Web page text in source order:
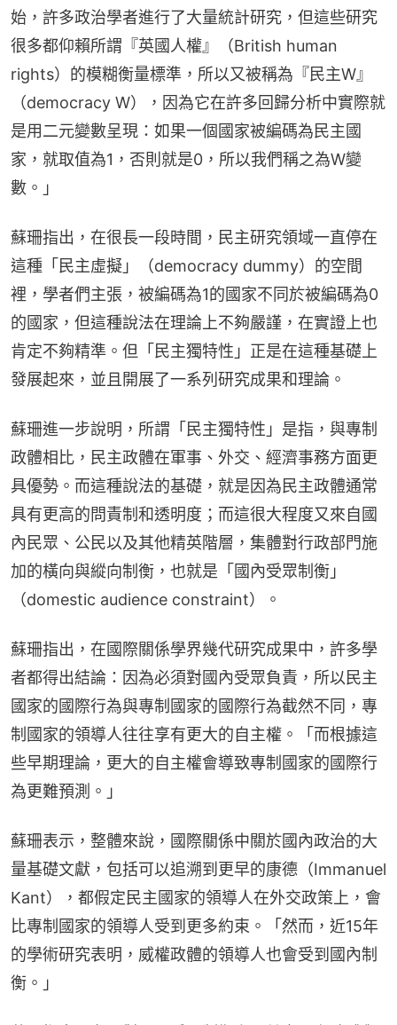
始，許多政治學者進行了大量統計研究，但這些研究
很多都仰賴所謂『英國人權』（British human
rights）的模糊衡量標準，所以又被稱為『民主W』
（democracy W），因為它在許多回歸分析中實際就
是用二元變數呈現：如果一個國家被編碼為民主國
家，就取值為1，否則就是0，所以我們稱之為W變
數。」
蘇珊指出，在很長一段時間，民主研究領域一直停在
這種「民主虛擬」（democracy dummy）的空間
裡，學者們主張，被編碼為1的國家不同於被編碼為0
的國家，但這種說法在理論上不夠嚴謹，在實證上也
肯定不夠精準。但「民主獨特性」正是在這種基礎上
發展起來，並且開展了一系列研究成果和理論。
蘇珊進一步說明，所謂「民主獨特性」是指，與專制
政體相比，民主政體在軍事、外交、經濟事務方面更
具優勢。而這種說法的基礎，就是因為民主政體通常
具有更高的問責制和透明度；而這很大程度又來自國
內民眾、公民以及其他精英階層，集體對行政部門施
加的橫向與縱向制衡，也就是「國內受眾制衡」
（domestic audience constraint）。
蘇珊指出，在國際關係學界幾代研究成果中，許多學
者都得出結論：因為必須對國內受眾負責，所以民主
國家的國際行為與專制國家的國際行為截然不同，專
制國家的領導人往往享有更大的自主權。「而根據這
些早期理論，更大的自主權會導致專制國家的國際行
為更難預測。」
蘇珊表示，整體來說，國際關係中關於國內政治的大
量基礎文獻，包括可以追溯到更早的康德（Immanuel
Kant），都假定民主國家的領導人在外交政策上，會
比專制國家的領導人受到更多約束。「然而，近15年
的學術研究表明，威權政體的領導人也會受到國內制
衡。」